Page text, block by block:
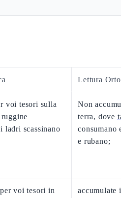
Lettura
voi tesori sulla
ladri scassinano
Non
terra, dove
consumano
e rubano;
voi tesori in
accumulate